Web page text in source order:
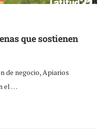
que sostienen
de negocio, Apiarios
el …